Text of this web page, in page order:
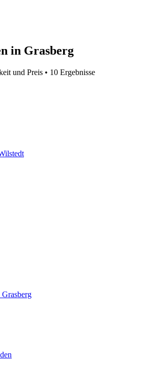
in Grasberg
und Preis • 10 Ergebnisse